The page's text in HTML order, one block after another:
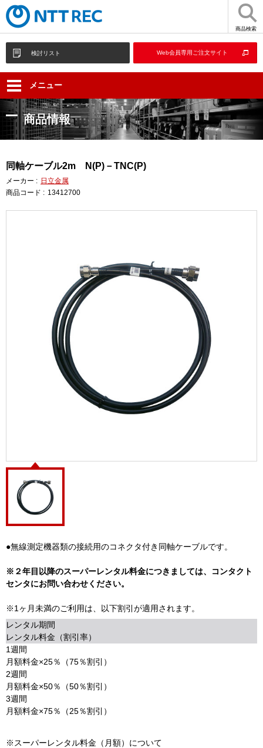
商品検索
検討リスト Web会員専用ご注文サイト
メニュー
商品情報
同軸ケーブル2m N(P)－TNC(P)
メーカー : 日立金属
商品コード : 13412700
●無線測定機器類の接続用のコネクタ付き同軸ケーブルです。
※２年目以降のスーパーレンタル料金につきましては、コンタクト
センタにお問い合わせください。
※1ヶ月未満のご利用は、以下割引が適用されます。
レンタル期間
レンタル料金（割引率）
1週間
月額料金×25％（75％割引）
2週間
月額料金×50％（50％割引）
3週間
月額料金×75％（25％割引）
※スーパーレンタル料金（月額）について